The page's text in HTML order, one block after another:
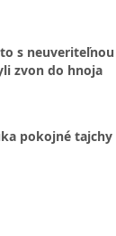
s neuveriteľnou
zvon do hnoja
pokojné tajchy